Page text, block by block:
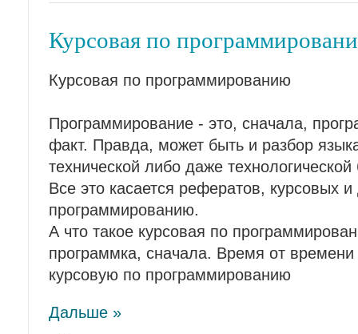
Курсовая по
Курсовая по программированию
Программирование - это, сначала,
факт. Правда, может быть и разбор
технической либо даже
Все это касается рефератов, курсовых
программированию.
А что такое курсовая по
программка, сначала. Время от времени
курсовую по программированию
Дальше »